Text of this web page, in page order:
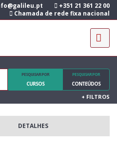
+351 21 361 22 00
Chamada de rede fixa nacional
PESQUISAR POR
CURSOS
PESQUISAR POR
CONTEÚDOS
+ FILTROS
DETALHES